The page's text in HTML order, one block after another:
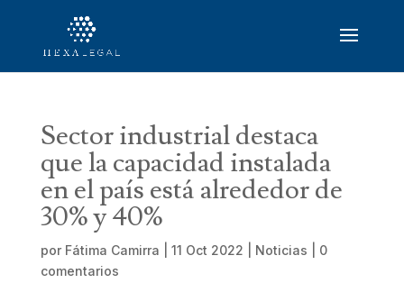
Sector industrial destaca
que la capacidad instalada
en el país está alrededor de
30% y 40%
por Fátima Camirra 11 Oct 2022 Noticias
0
comentarios